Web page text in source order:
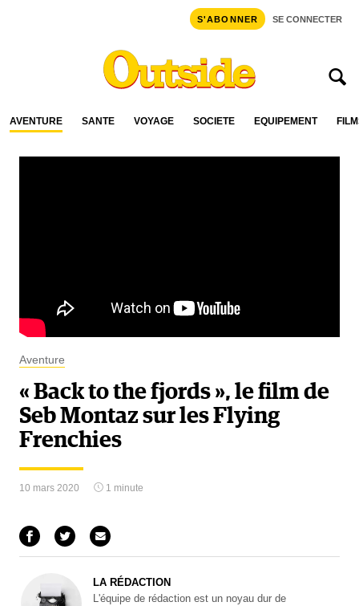
S'ABONNER SE CONNECTER
AVENTURE SANTÉ VOYAGE SOCIÉTÉ ÉQUIPEMENT
Aventure
« Back to the fjords », le film de
Seb Montaz sur les Flying
Frenchies
10 mars 2020 1 minute
LA RÉDACTION
L'équipe de rédaction est un noyau dur de